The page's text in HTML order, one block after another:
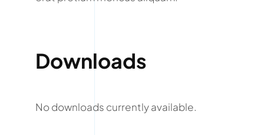
Downloads
No downloads currently available.